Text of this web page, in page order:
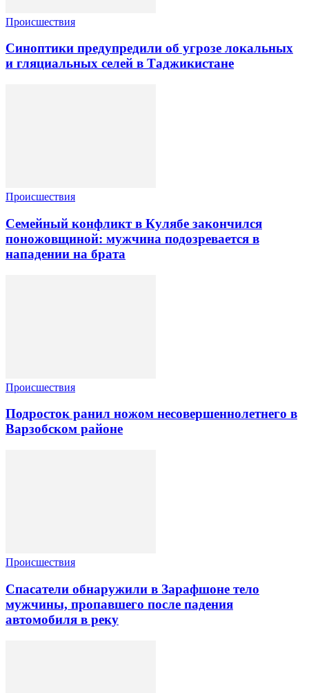
Происшествия
Синоптики предупредили об угрозе локальных
и гляциальных селей в Таджикистане
Происшествия
Семейный конфликт в Кулябе закончился
поножовщиной: мужчина подозревается в
нападении на брата
Происшествия
Подросток ранил ножом несовершеннолетнего в
Варзобском районе
Происшествия
Спасатели обнаружили в Зарафшоне тело
мужчины, пропавшего после падения
автомобиля в реку